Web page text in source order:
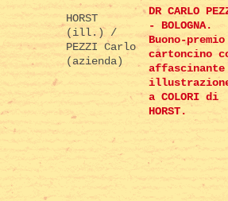
HORST
(ill.) /
PEZZI Carlo
(azienda)
DR CARLO
- BOLOGNA.
Buono-premio
cartoncino
affascinante
a COLORI di
HORST.